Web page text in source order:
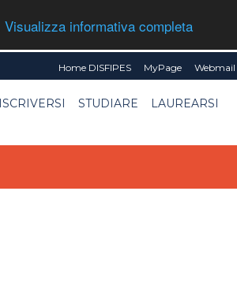
Visualizza informativa completa
Home DISFIPES MyPage Webmail
ISCRIVERSI STUDIARE LAUREARSI